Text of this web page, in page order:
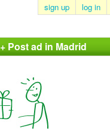
sign up log in
+ Post ad in Madrid